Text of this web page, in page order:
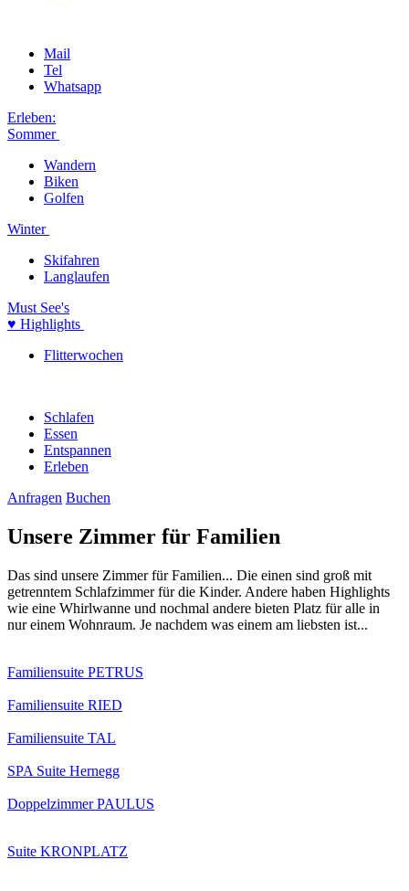
Mail
Tel
Whatsapp
Erleben:
Sommer
Wandern
Biken
Golfen
Winter
Skifahren
Langlaufen
Must See's
♥ Highlights
Flitterwochen
Schlafen
Essen
Entspannen
Erleben
Anfragen Buchen
Unsere Zimmer für Familien
Das sind unsere Zimmer für Familien... Die einen sind groß mit
getrenntem Schlafzimmer für die Kinder. Andere haben Highlights
wie eine Whirlwanne und nochmal andere bieten Platz für alle in
nur einem Wohnraum. Je nachdem was einem am liebsten ist...
Familiensuite PETRUS
Familiensuite RIED
Familiensuite TAL
SPA Suite Hernegg
Doppelzimmer PAULUS
Suite KRONPLATZ